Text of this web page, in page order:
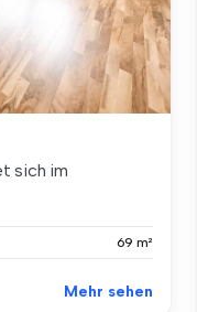
sich im
69 m²
Mehr sehen